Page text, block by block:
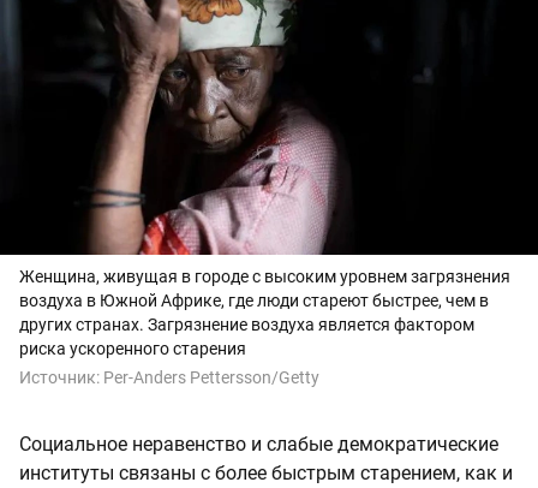
Женщина, живущая в городе с высоким уровнем загрязнения
воздуха в Южной Африке, где люди стареют быстрее, чем в
других странах. Загрязнение воздуха является фактором
риска ускоренного старения
Источник: Per-Anders Pettersson/Getty
Социальное неравенство и слабые демократические
институты связаны с более быстрым старением, как и